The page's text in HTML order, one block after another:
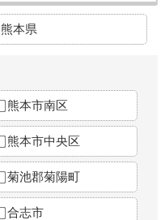
熊本県
熊本市南区
熊本市中央区
菊池郡菊陽町
合志市